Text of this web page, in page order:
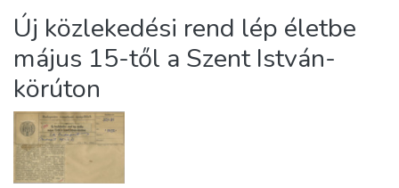
Statistics
About us
Új közlekedési rend lép életbe
május 15-től a Szent István-
körúton